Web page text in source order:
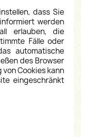
dass Sie
werden
erlauben, die
Fälle oder
automatische
des Browser
Cookies kann
eingeschränkt